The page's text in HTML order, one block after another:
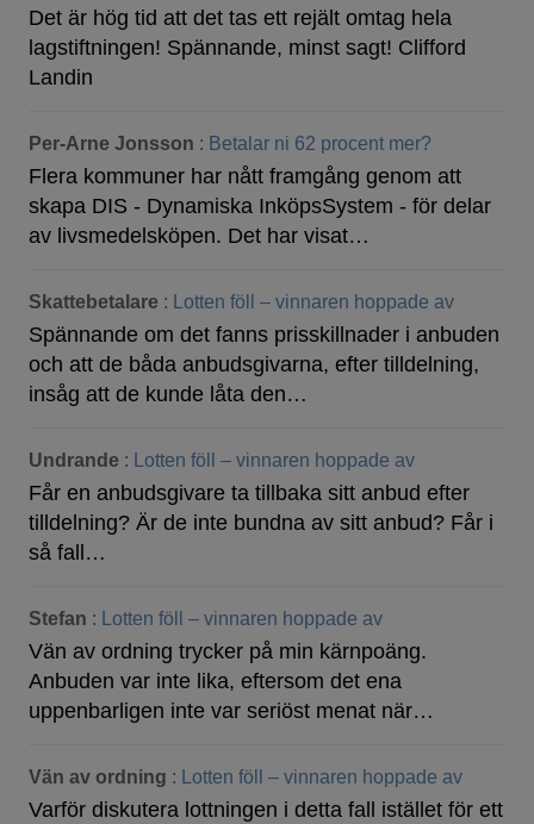
Det är hög tid att det tas ett rejält omtag hela
lagstiftningen! Spännande, minst sagt! Clifford
Landin
Per-Arne Jonsson : Betalar ni 62 procent mer?
Flera kommuner har nått framgång genom att
skapa DIS - Dynamiska InköpsSystem - för delar
av livsmedelsköpen. Det har visat…
Skattebetalare : Lotten föll – vinnaren hoppade av
Spännande om det fanns prisskillnader i anbuden
och att de båda anbudsgivarna, efter tilldelning,
insåg att de kunde låta den…
Undrande : Lotten föll – vinnaren hoppade av
Får en anbudsgivare ta tillbaka sitt anbud efter
tilldelning? Är de inte bundna av sitt anbud? Får i
så fall…
Stefan : Lotten föll – vinnaren hoppade av
Vän av ordning trycker på min kärnpoäng.
Anbuden var inte lika, eftersom det ena
uppenbarligen inte var seriöst menat när…
Vän av ordning : Lotten föll – vinnaren hoppade av
Varför diskutera lottningen i detta fall istället för ett